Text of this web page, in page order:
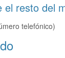
el resto del
telefónico)